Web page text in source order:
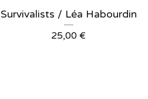
Survivalists / Léa Habourdin
25,00€